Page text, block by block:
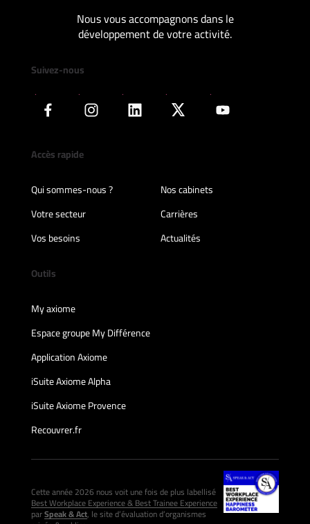
Nous vous accompagnons dans le
développement de votre activité.
Suivez-nous
Accès rapide
Qui sommes-nous ?
Nos cabinets
Votre secteur
Carrières
Vos besoins
Actualités
Outils
My axiome
Espace groupe My Différence
Application Axiome
iSuite Axiome Alpha
iSuite Axiome Provence
Recouvrer.fr
Cette année 2026 nous voit une fois de plus labellisé
Best Workplace Experience & Best Trainee Experience
parSpeak & Act, le site d’évaluation d’organismes